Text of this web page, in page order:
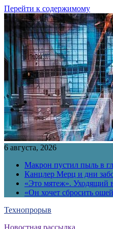
Перейти к содержимому
6 августа, 2026
Макрон пустил пыль в
Канцлер Мерц и дни
«Это мятеж». Уходящий
«Он хочет сбросить
Технопрорыв
Новостная рассылка